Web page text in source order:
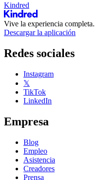
Kindred
Vive la experiencia completa.
Descargar la aplicación
Redes sociales
Instagram
𝕏
TikTok
LinkedIn
Empresa
Blog
Empleo
Asistencia
Creadores
Prensa